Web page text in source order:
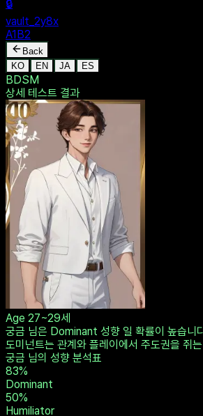
Personal
+
New Vault
SHARED
🔒
private_01
3
🔒
vault_2y8x
A1B2
Back
KO
EN ES
BDSM
상세 테스트
결과